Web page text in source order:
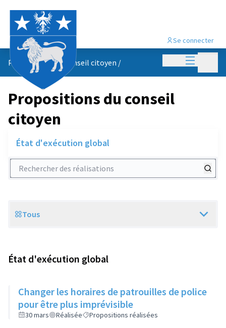
Menu
Se connecter
Propositions du conseil citoyen /
Propositions du conseil
citoyen
État d'exécution global
Rechercher des réalisations
Scope
Tous
État d'exécution global
Changer les horaires de patrouilles de police
pour être plus imprévisible
30 mars Réalisée Propositions réalisées